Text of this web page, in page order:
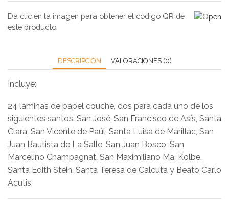
Da clic en la imagen para obtener el codigo QR de
este producto.
DESCRIPCIÓN VALORACIONES (0)
Incluye:
24 láminas de papel couché, dos para cada uno de los
siguientes santos: San José, San Francisco de Asís, Santa
Clara, San Vicente de Paúl, Santa Luisa de Marillac, San
Juan Bautista de La Salle, San Juan Bosco, San
Marcelino Champagnat, San Maximiliano Ma. Kolbe,
Santa Edith Stein, Santa Teresa de Calcuta y Beato Carlo
Acutis.